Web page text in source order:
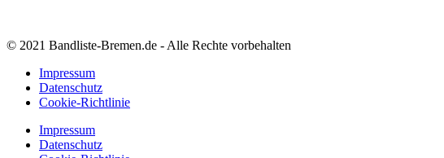
© 2021 Bandliste-Bremen.de - Alle Rechte vorbehalten
Impressum
Datenschutz
Cookie-Richtlinie
Impressum
Datenschutz